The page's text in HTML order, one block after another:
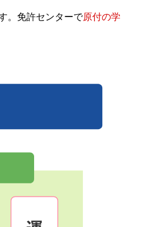
。免許センターで原付の学